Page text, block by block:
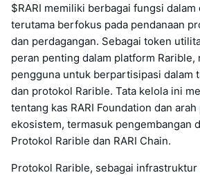
$RARI memiliki berbagai fungsi dalam
terutama berfokus pada pendanaan
dan perdagangan. Sebagai token
peran penting dalam platform Rarible,
pengguna untuk berpartisipasi dalam
dan protokol Rarible. Tata kelola ini
tentang kas RARI Foundation dan
ekosistem, termasuk pengembangan
Protokol Rarible dan RARI Chain.
Protokol Rarible, sebagai